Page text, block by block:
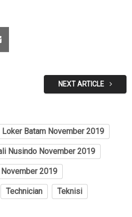
NEXT ARTICLE
Loker Batam November 2019
Nusindo November 2019
November 2019
Technician Teknisi